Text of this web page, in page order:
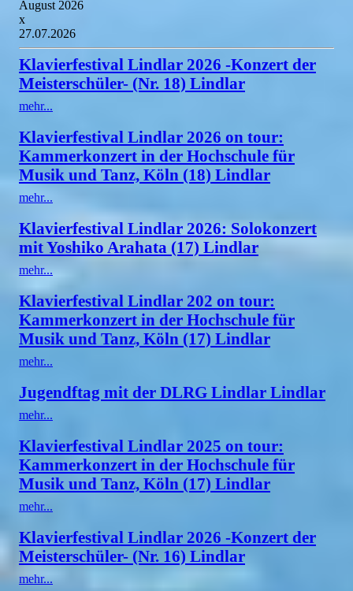
August 2026
x
27.07.2026
Klavierfestival Lindlar 2026 -Konzert der
Meisterschüler- (Nr. 18) Lindlar
mehr...
Klavierfestival Lindlar 2026 on tour:
Kammerkonzert in der Hochschule für
Musik und Tanz, Köln (18) Lindlar
mehr...
Klavierfestival Lindlar 2026: Solokonzert
mit Yoshiko Arahata (17) Lindlar
mehr...
Klavierfestival Lindlar 202 on tour:
Kammerkonzert in der Hochschule für
Musik und Tanz, Köln (17) Lindlar
mehr...
Jugendftag mit der DLRG Lindlar Lindlar
mehr...
Klavierfestival Lindlar 2025 on tour:
Kammerkonzert in der Hochschule für
Musik und Tanz, Köln (17) Lindlar
mehr...
Klavierfestival Lindlar 2026 -Konzert der
Meisterschüler- (Nr. 16) Lindlar
mehr...